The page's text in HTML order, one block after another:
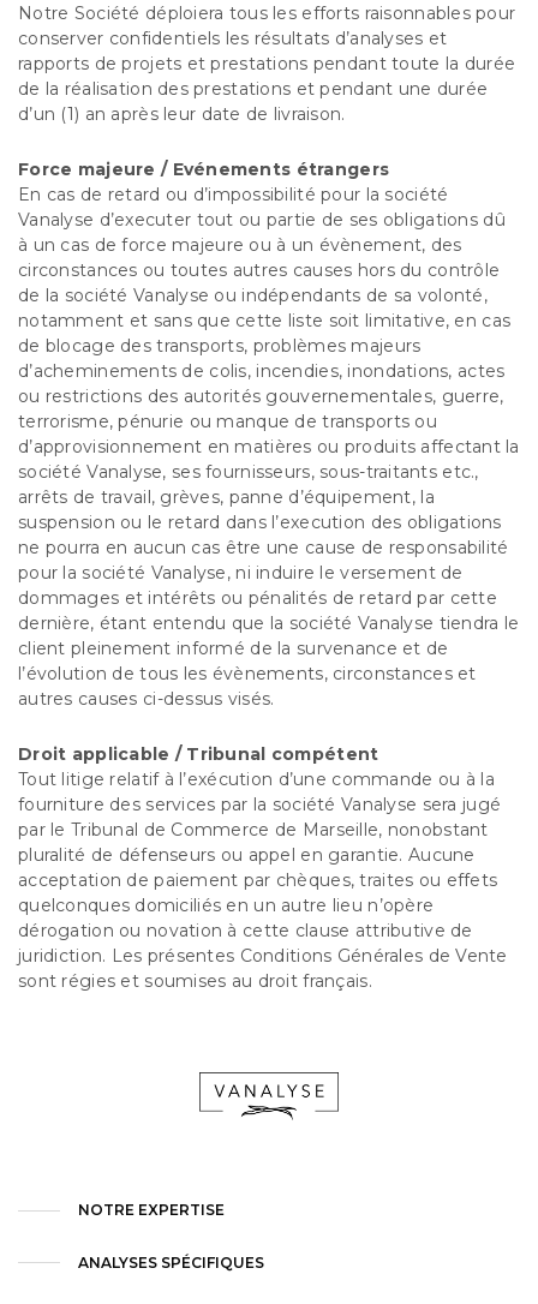
Notre Société déploiera tous les efforts raisonnables pour
conserver confidentiels les résultats d’analyses et
rapports de projets et prestations pendant toute la durée
de la réalisation des prestations et pendant une durée
d’un (1) an après leur date de livraison.
Force majeure / Evénements étrangers
En cas de retard ou d’impossibilité pour la société
Vanalyse d’executer tout ou partie de ses obligations dû
à un cas de force majeure ou à un évènement, des
circonstances ou toutes autres causes hors du contrôle
de la société Vanalyse ou indépendants de sa volonté,
notamment et sans que cette liste soit limitative, en cas
de blocage des transports, problèmes majeurs
d’acheminements de colis, incendies, inondations, actes
ou restrictions des autorités gouvernementales, guerre,
terrorisme, pénurie ou manque de transports ou
d’approvisionnement en matières ou produits affectant la
société Vanalyse, ses fournisseurs, sous-traitants etc.,
arrêts de travail, grèves, panne d’équipement, la
suspension ou le retard dans l’execution des obligations
ne pourra en aucun cas être une cause de responsabilité
pour la société Vanalyse, ni induire le versement de
dommages et intérêts ou pénalités de retard par cette
dernière, étant entendu que la société Vanalyse tiendra le
client pleinement informé de la survenance et de
l’évolution de tous les évènements, circonstances et
autres causes ci-dessus visés.
Droit applicable / Tribunal compétent
Tout litige relatif à l’exécution d’une commande ou à la
fourniture des services par la société Vanalyse sera jugé
par le Tribunal de Commerce de Marseille, nonobstant
pluralité de défenseurs ou appel en garantie. Aucune
acceptation de paiement par chèques, traites ou effets
quelconques domiciliés en un autre lieu n’opère
dérogation ou novation à cette clause attributive de
juridiction. Les présentes Conditions Générales de Vente
sont régies et soumises au droit français.
NOTRE EXPERTISE
ANALYSES SPÉCIFIQUES